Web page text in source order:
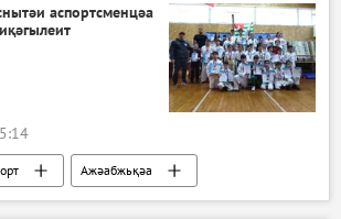
аспортсменцәа
Ажәабжьқәа